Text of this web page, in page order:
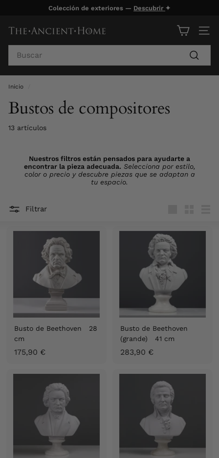
contenido
Colección de exteriores — Descubrir ✦
T
h
A
n
c
i
e
e
Buscar
Inicio
Bustos de compositores
13 artículos
Nuestros filtros están pensados para ayudarte a
encontrar la pieza adecuada. Selecciona por estilo,
color o precio y descubre piezas que se adaptan a
tu espacio.
Filtrar
Busto de Beethoven 28
cm
175,90 €1
5
,
9
0
€
Busto de Beethoven
(grande) 41 cm
283,90 €2
3
,
0